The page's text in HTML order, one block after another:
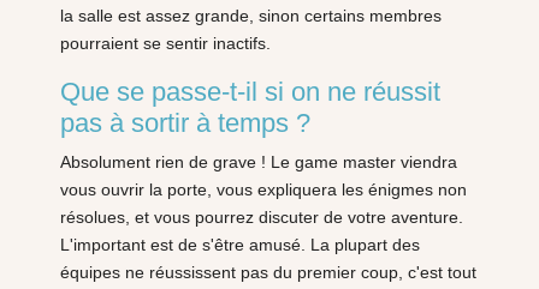
la salle est assez grande, sinon certains membres
pourraient se sentir inactifs.
Que se passe-t-il si on ne réussit
pas à sortir à temps ?
Absolument rien de grave ! Le game master viendra
vous ouvrir la porte, vous expliquera les énigmes non
résolues, et vous pourrez discuter de votre aventure.
L'important est de s'être amusé. La plupart des
équipes ne réussissent pas du premier coup, c'est tout